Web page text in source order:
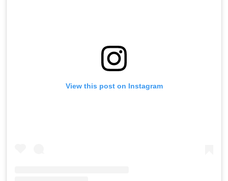
View this post on Instagram